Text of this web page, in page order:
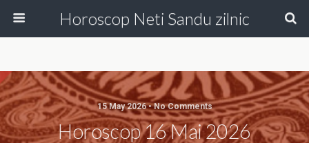
Horoscop Neti Sandu zilnic
15 May 2026 • No Comments
Horoscop 16 Mai 2026